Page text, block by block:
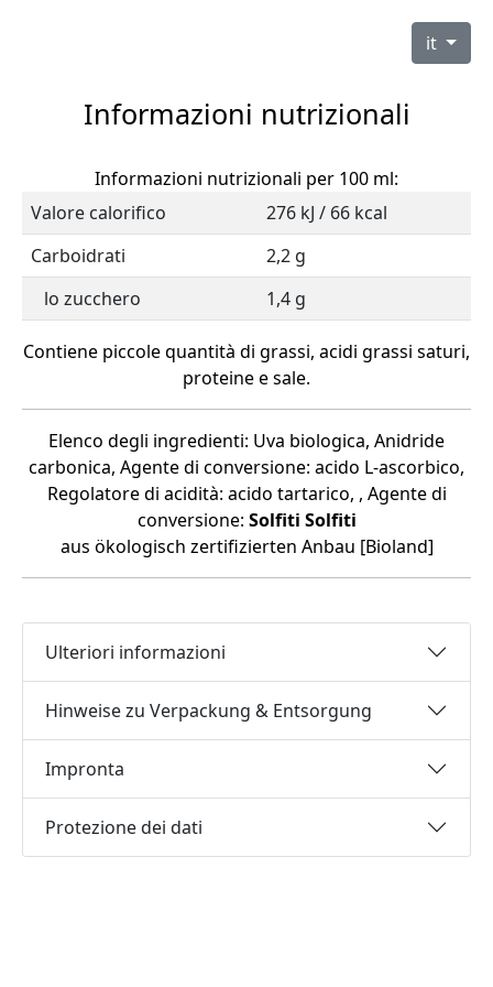
it
Informazioni nutrizionali
Informazioni nutrizionali per 100 ml:
Valore calorifico
276 kJ / 66 kcal
Carboidrati
2,2 g
lo zucchero
1,4 g
Contiene piccole quantità di grassi, acidi grassi saturi,
proteine e sale.
Elenco degli ingredienti: Uva biologica, Anidride
carbonica, Agente di conversione: acido L-ascorbico,
Regolatore di acidità: acido tartarico, , Agente di
conversione: Solfiti Solfiti
aus ökologisch zertifizierten Anbau [Bioland]
Ulteriori informazioni
Hinweise zu Verpackung & Entsorgung
Impronta
Protezione dei dati